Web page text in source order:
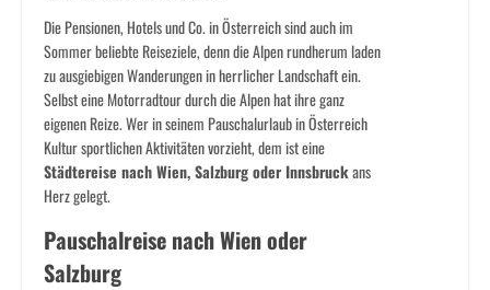
Die Pensionen, Hotels und Co. in Österreich sind auch im
Sommer beliebte Reiseziele, denn die Alpen rundherum laden
zu ausgiebigen Wanderungen in herrlicher Landschaft ein.
Selbst eine Motorradtour durch die Alpen hat ihre ganz
eigenen Reize. Wer in seinem Pauschalurlaub in Österreich
Kultur sportlichen Aktivitäten vorzieht, dem ist eine
Städtereise nach Wien, Salzburg oder Innsbruckans
Herz gelegt.
Pauschalreise nach Wien oder
Salzburg